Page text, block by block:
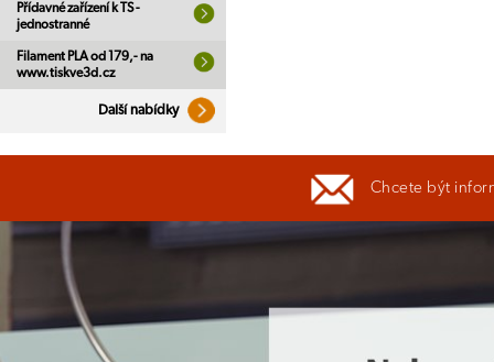
Přídavné zařízení k TS -
jednostranné
Filament PLA od 179,- na
www.tiskve3d.cz
Další nabídky
Chcete být